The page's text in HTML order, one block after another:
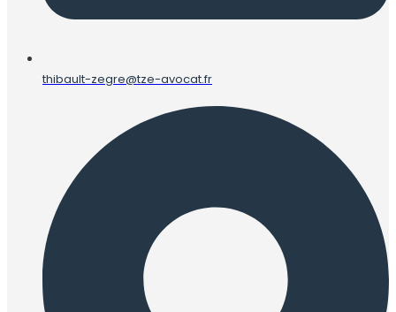
thibault-zegre@tze-avocat.fr